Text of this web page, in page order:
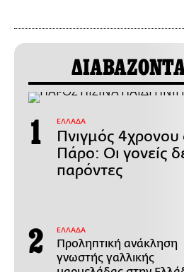
ΕΛΛΑΔΑ
Πνιγμός 4χρονου
Πάρο: Οι γονείς
παρόντες
ΕΛΛΑΔΑ
Προληπτική ανάκληση
γνωστής γαλλικής